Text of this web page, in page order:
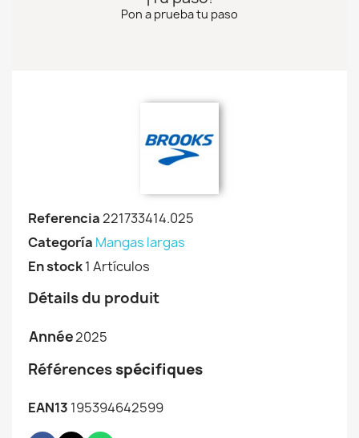
Pon a prueba tu paso
Referencia221733414.025
Categoría Mangas largas
En stock1 Artículos
Détails du produit
Année2025
Références spécifiques
EAN13 195394642599